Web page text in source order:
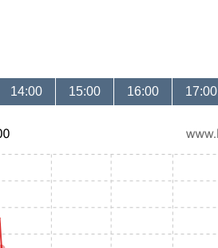
14:00 15:00 16:00 17:00